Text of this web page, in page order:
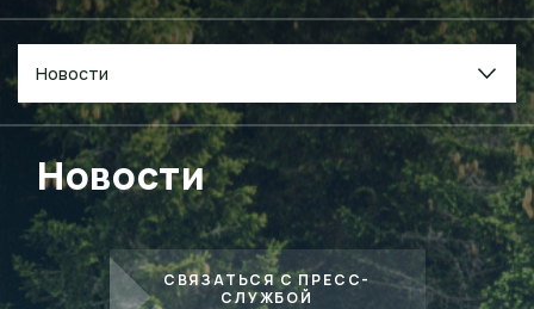
Новости
Новости
СВЯЗАТЬСЯ С ПРЕСС-
СЛУЖБОЙ